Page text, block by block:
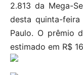
2.813 da Mega-
desta quinta-
Paulo. O prêmio
estimado em R$